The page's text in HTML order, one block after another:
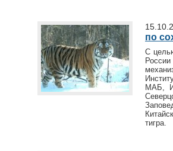
по
С
МАБ,
тигра.